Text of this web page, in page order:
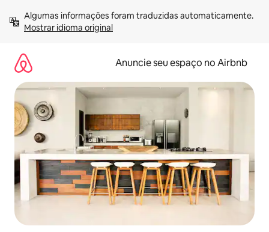
para
Mostrar idioma original
Anuncie seu espaço no Airbnb